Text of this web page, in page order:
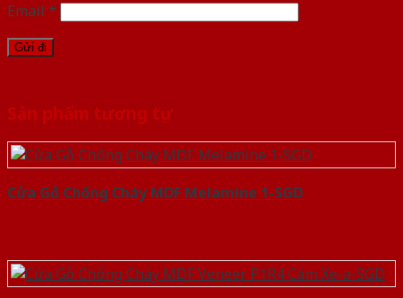
Email *
Sản phẩm tương tự
Cửa Gỗ Chống Cháy MDF Melamine 1-SGD